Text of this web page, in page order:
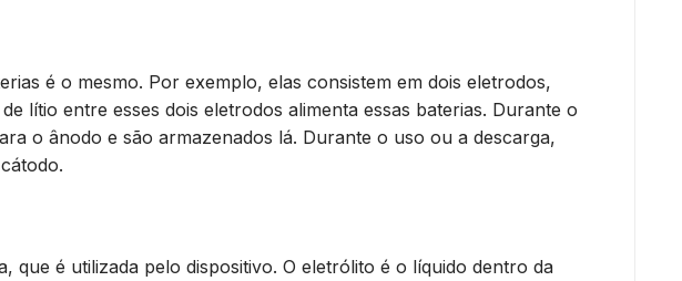
é o mesmo. Por exemplo, elas consistem em dois eletrodos,
lítio entre esses dois eletrodos alimenta essas baterias. Durante o
o ânodo e são armazenados lá. Durante o uso ou a descarga,
que é utilizada pelo dispositivo. O eletrólito é o líquido dentro da